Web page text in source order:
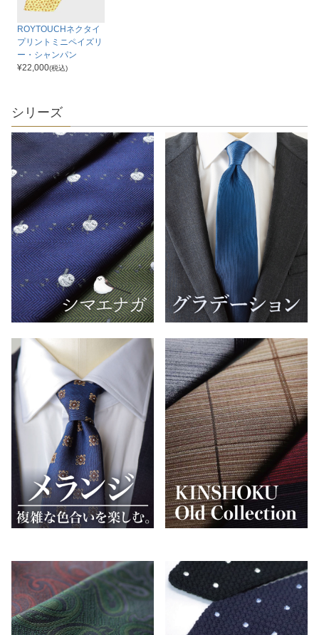
ROYTOUCHネクタイ
プリントミニペイズリ
ー・シャンパン
¥22,000(税込)
シリーズ